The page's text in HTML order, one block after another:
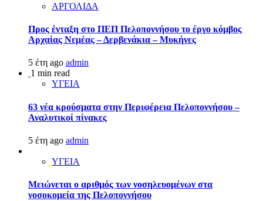
ΑΡΓΟΛΙΔΑ
Προς ένταξη στο ΠΕΠ Πελοποννήσου το έργο κόμβος
Αρχαίας Νεμέας – Δερβενάκια – Μυκήνες
5 έτη ago admin
1 min read
ΥΓΕΙΑ
63 νέα κρούσματα στην Περιφέρεια Πελοποννήσου –
Αναλυτικοί πίνακες
5 έτη ago admin
ΥΓΕΙΑ
Μειώνεται ο αριθμός των νοσηλευομένων στα
νοσοκομεία της Πελοποννήσου